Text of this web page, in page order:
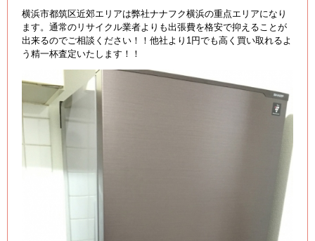
横浜市都筑区近郊エリアは弊社ナナフク横浜の重点エリアになり
ます。通常のリサイクル業者よりも出張費を格安で抑えることが
出来るのでご相談ください！！他社より1円でも高く買い取れるよ
う精一杯査定いたします！！